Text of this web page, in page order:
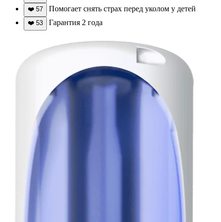
❤️ 57 Помогает снять страх перед уколом у детей
❤️ 53 Гарантия 2 года